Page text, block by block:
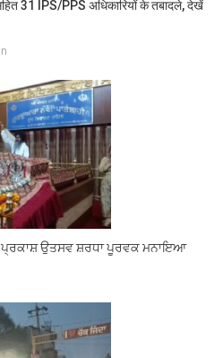
31 IPS/PPS अधिकारियों के तबादले, देखें
ਪ੍ਰਕਾਸ਼ ਉਤਸਵ ਸ਼ਰਧਾ ਪੂਰਵਕ ਮਨਾਇਆ